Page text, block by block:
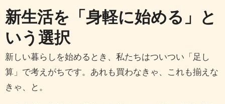
新生活を「身軽に始める」と
いう選択
新しい暮らしを始めるとき、私たちはついつい「足し
算」で考えがちです。あれも買わなきゃ、これも揃えな
きゃ、と。